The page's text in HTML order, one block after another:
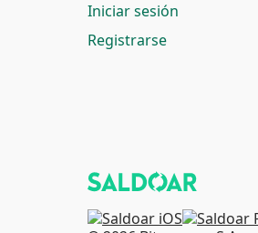
Iniciar sesión
Registrarse